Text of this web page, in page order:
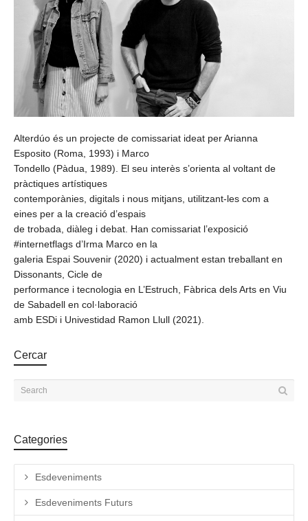
Alterdúo és un projecte de comissariat ideat per Arianna
Esposito (Roma, 1993) i Marco
Tondello (Pàdua, 1989). El seu interès s’orienta al voltant de
pràctiques artístiques
contemporànies, digitals i nous mitjans, utilitzant-les com a
eines per a la creació d’espais
de trobada, diàleg i debat. Han comissariat l’exposició
#internetflags d’Irma Marco en la
galeria Espai Souvenir (2020) i actualment estan treballant en
Dissonants, Cicle de
performance i tecnologia en L’Estruch, Fàbrica dels Arts en Viu
de Sabadell en col·laboració
amb ESDi i Univestidad Ramon Llull (2021).
Cercar
Categories
Esdeveniments
Esdeveniments Futurs